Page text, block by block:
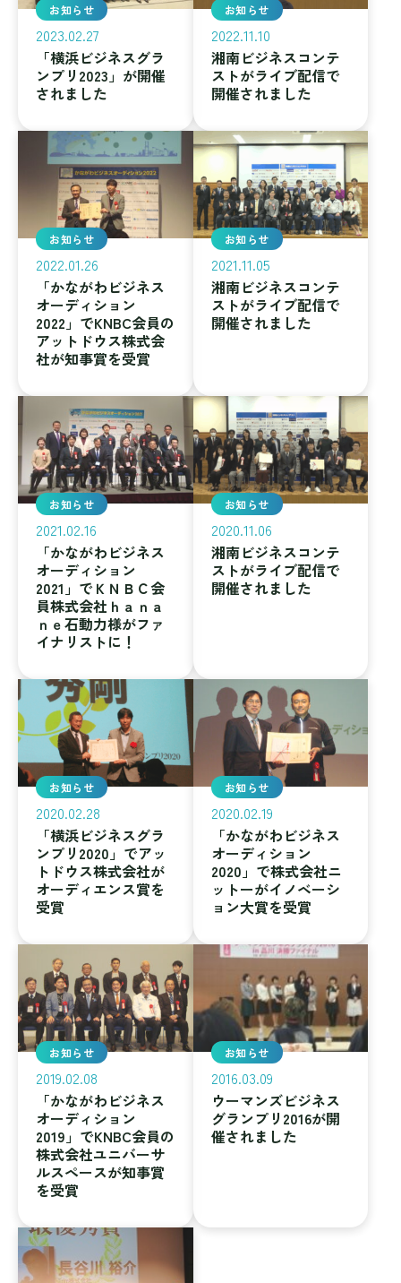
お知らせ
2023.02.27
「横浜ビジネスグラ
ンプリ2023」が開催
されました
お知らせ
2022.11.10
湘南ビジネスコンテ
ストがライブ配信で
開催されました
お知らせ
2022.01.26
「かながわビジネス
オーディション
2022」でKNBC会員の
アットドウス株式会
社が知事賞を受賞
お知らせ
2021.11.05
湘南ビジネスコンテ
ストがライブ配信で
開催されました
お知らせ
2021.02.16
「かながわビジネス
オーディション
2021」でＫＮＢＣ会
員株式会社ｈａｎａ
ｎｅ石動力様がファ
イナリストに！
お知らせ
2020.11.06
湘南ビジネスコンテ
ストがライブ配信で
開催されました
お知らせ
2020.02.28
「横浜ビジネスグラ
ンプリ2020」でアッ
トドウス株式会社が
オーディエンス賞を
受賞
お知らせ
2020.02.19
「かながわビジネス
オーディション
2020」で株式会社ニ
ットーがイノベーシ
ョン大賞を受賞
お知らせ
2019.02.08
「かながわビジネス
オーディション
2019」でKNBC会員の
株式会社ユニバーサ
ルスペースが知事賞
を受賞
お知らせ
2016.03.09
ウーマンズビジネス
グランプリ2016が開
催されました